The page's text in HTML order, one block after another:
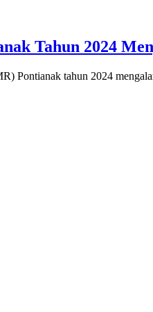
Tahun 2024
Pontianak tahun 2024